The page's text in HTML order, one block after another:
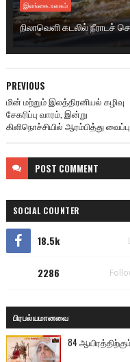
இலங்கை.உலகம்
நிலாவெளி கடலில் நீராடச்
PREVIOUS
மின் மற்றும் இலத்திரனியல் கழிவு
சேகரிப்பு வாரம், இன்று
கிளிநொச்சியில் ஆரம்பித்து
POST COMMENT
SOCIAL COUNTER
18.5k
2286
பிரபல்யமானவை
84